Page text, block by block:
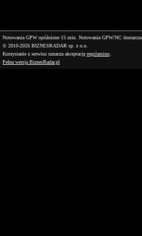
Notowania GPW opóźnione 15 min. Notowania GPW/NC dostarcza
© 2010-2026 BIZNESRADAR sp. z o.o.
Korzystanie z serwisu oznacza akceptację regulaminu
Pełna wersja BiznesRadar.pl